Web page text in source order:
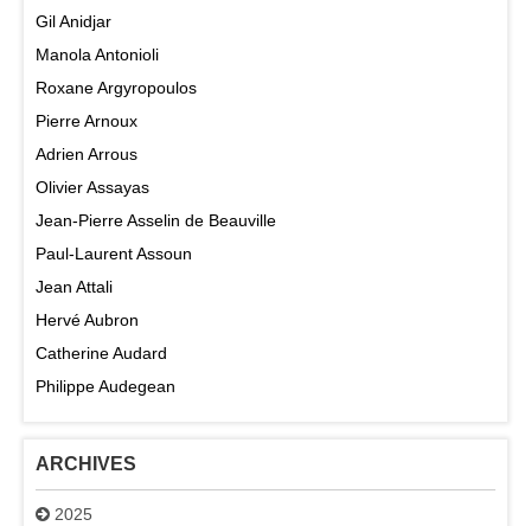
Gil Anidjar
Manola Antonioli
Roxane Argyropoulos
Pierre Arnoux
Adrien Arrous
Olivier Assayas
Jean-Pierre Asselin de Beauville
Paul-Laurent Assoun
Jean Attali
Hervé Aubron
Catherine Audard
Philippe Audegean
ARCHIVES
2025